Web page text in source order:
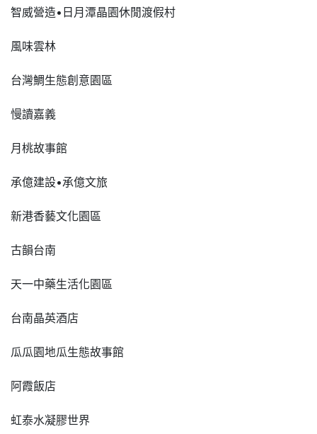
智威營造•日月潭晶園休閒渡假村
風味雲林
台灣鯛生態創意園區
慢讀嘉義
月桃故事館
承億建設•承億文旅
新港香藝文化園區
古韻台南
天一中藥生活化園區
台南晶英酒店
瓜瓜園地瓜生態故事館
阿霞飯店
虹泰水凝膠世界